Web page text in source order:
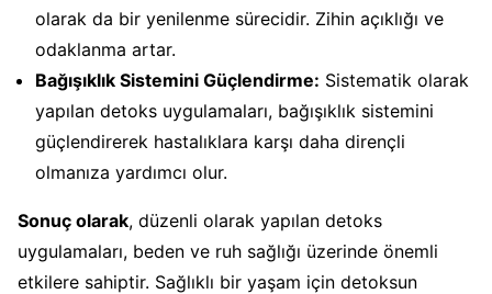
olarak da bir yenilenme sürecidir. Zihin açıklığı ve
odaklanma artar.
Bağışıklık Sistemini Güçlendirme: Sistematik olarak
yapılan detoks uygulamaları, bağışıklık sistemini
güçlendirerek hastalıklara karşı daha dirençli
olmanıza yardımcı olur.
Sonuç olarak, düzenli olarak yapılan detoks
uygulamaları, beden ve ruh sağlığı üzerinde önemli
etkilere sahiptir. Sağlıklı bir yaşam için detoksun